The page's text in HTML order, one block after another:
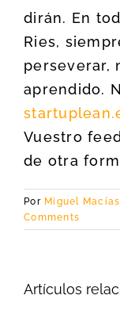
dirán. En
Ries,
perseverar,
aprendido.
Vuestro
de otra
Por Miguel Macías
Comments
Artículos